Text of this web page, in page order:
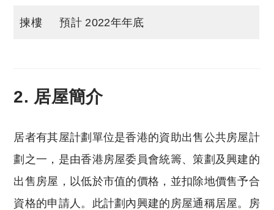
揀樓 預計 2022年年底
2. 居屋簡介
居者有其屋計劃單位是香港的資助出售公共房屋計
劃之一，是由香港房屋委員會統籌、策劃及興建的
出售房屋，以低於市值的價格，並扣除地價售予合
資格的申請人。此計劃內興建的房屋通稱居屋。房